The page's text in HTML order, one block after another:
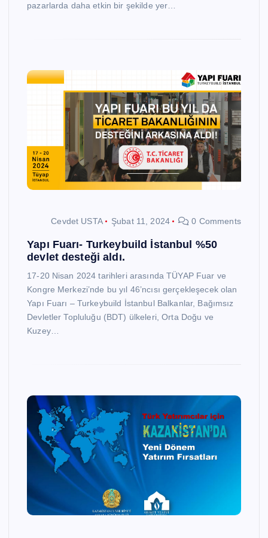
pazarlarda daha etkin bir şekilde yer…
Cevdet USTA Şubat 11, 2024 0 Comments
Yapı Fuarı- Turkeybuild İstanbul %50
devlet desteği aldı.
17-20 Nisan 2024 tarihleri arasında TÜYAP Fuar ve
Kongre Merkezi’nde bu yıl 46’ncısı gerçekleşecek olan
Yapı Fuarı – Turkeybuild İstanbul Balkanlar, Bağımsız
Devletler Topluluğu (BDT) ülkeleri, Orta Doğu ve
Kuzey…